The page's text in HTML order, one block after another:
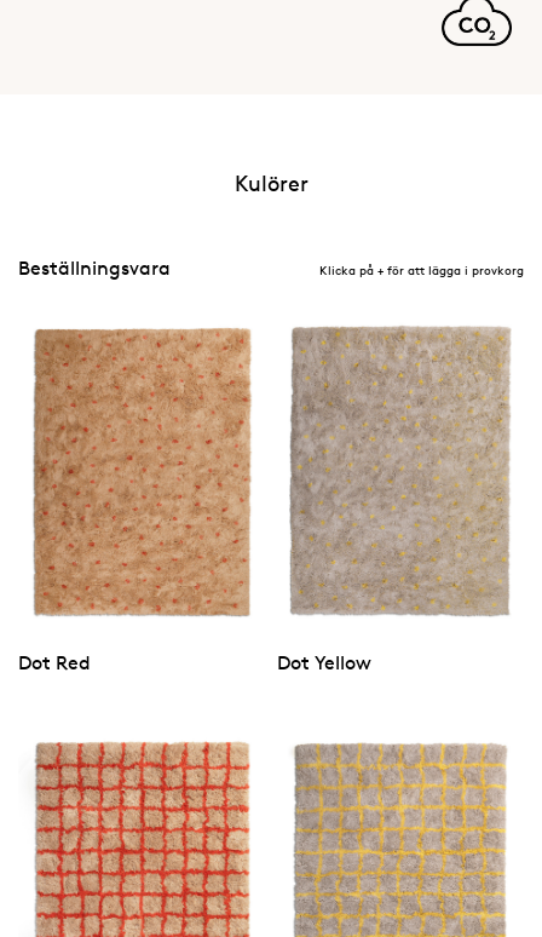
Kulörer
Beställningsvara Klicka på + för att lägga i provkorg
Dot Red Dot Yellow